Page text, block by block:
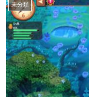
未分類